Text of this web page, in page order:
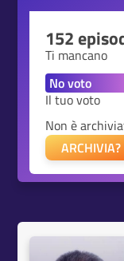
152
Ti mancano
Il tuo voto
Non è
ARCHIVIA?